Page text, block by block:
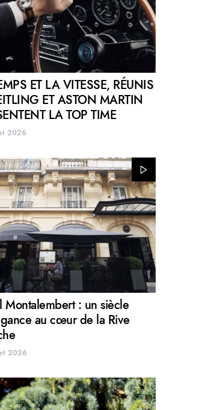
ET LA VITESSE, RÉUNIS
ET ASTON MARTIN
LA TOP TIME
2026
Montalembert : un siècle
au cœur de la Rive
2026